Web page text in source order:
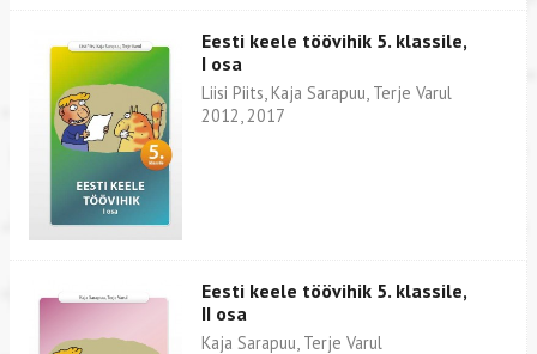
Eesti keele töövihik 5. klassile,
I osa
Liisi Piits, Kaja Sarapuu, Terje Varul
2012, 2017
Eesti keele töövihik 5. klassile,
II osa
Kaja Sarapuu, Terje Varul